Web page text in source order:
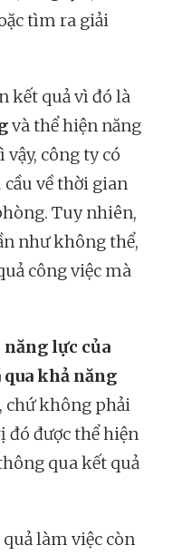
tìm ra giải
kết quả vì đó là
và thể hiện năng
công ty có
về thời gian
Tuy nhiên,
như không thể,
công việc mà
năng lực của
khả năng
, chứ không phải
đó được thể hiện
qua kết quả
làm việc còn